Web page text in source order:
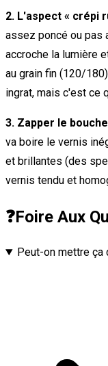
2. L'aspect « crépi
assez poncé ou pas
accroche la lumière
au grain fin (120/
ingrat, mais c'est ce
3. Zapper le
va boire le vernis
et brillantes (des
vernis tendu et
❓Foire Aux
Peut-on mettre ça